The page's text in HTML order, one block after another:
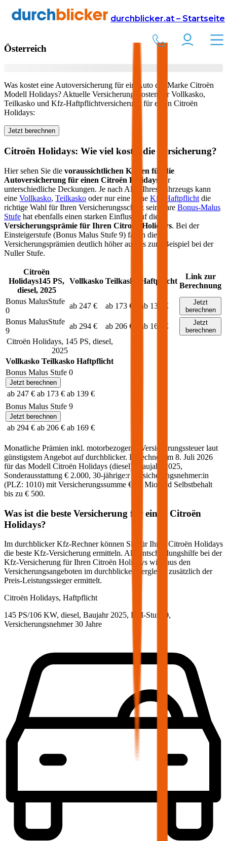
durchblicker.at – Startseite
Versicherung Autoversicherung Citroën
Citroën Holidaysin
Österreich
Was kostet eine Autoversicherung für ein Auto der Marke Citroën
Modell Holidays? Aktuelle Versicherungskosten für Vollkasko,
Teilkasko und Kfz-Haftpflichtversicherung für einen Citroën
Holidays:
Jetzt berechnen
Citroën Holidays: Wie viel kostet die Versicherung?
Hier sehen Sie die voraussichtlichen Kosten für die
Autoversicherung für einen Citroën Holidays
für
unterschiedliche Deckungen. Je nach Alter Ihres Fahrzeugs kann
eine Vollkasko, Teilkasko oder nur eine reine Kfz-Haftpflicht die
richtige Wahl für Ihren Versicherungsschutz sein. Ihre Bonus-Malus
Stufe hat ebenfalls einen starken Einfluss auf die
Versicherungsprämie für Ihren Citroën Holidays. Bei der
Einsteigerstufe (Bonus Malus Stufe 9) fallen die
Versicherungsprämien deutlich höher aus als zum Beispiel bei der
Nuller Stufe.
Citroën
Holidays145 PS,
diesel, 2025
Vollkasko Teilkasko Haftpflicht
Link zur
Berechnung
Bonus MalusStufe
0
ab 247 € ab 173 € ab 139 €
Jetzt
berechnen
Bonus MalusStufe
9
ab 294 € ab 206 € ab 169 €
Jetzt
berechnen
Citroën Holidays, 145PS, diesel,
2025
Vollkasko Teilkasko Haftpflicht
Bonus Malus Stufe 0
Jetzt berechnen
ab 247 € ab 173 € ab 139 €
Bonus Malus Stufe 9
Jetzt berechnen
ab 294 € ab 206 € ab 169 €
Monatliche Prämien inkl. motorbezogener Versicherungssteuer laut
günstigstem Angebot auf durchblicker. Berechnet am 8. Juli 2026
für das Modell Citroën Holidays (diesel) , Baujahr 2025,
Sonderausstattung € 2.000, 30-jährige:rVersicherungsnehmer:in
(PLZ: 1010) mit Versicherungssumme € 20 Mio und Selbstbehalt
bis zu € 500.
Was ist die beste Versicherung für einen Citroën
Holidays?
Im durchblicker Kfz-Rechner können Sie für Ihren Citroën Holidays
die beste Kfz-Versicherung ermitteln. Als Entscheidungshilfe bei der
Kfz-Versicherung für Ihren Citroën Holidays wird aus den
Versicherungsangeboten im durchblicker Vergleich zusätzlich der
Preis-Leistungssieger ermittelt.
Citroën Holidays, Haftpflicht
145 PS/106 KW, diesel, Baujahr 2025, BM-Stufe 0,
Versicherungsnehmer 30 Jahre